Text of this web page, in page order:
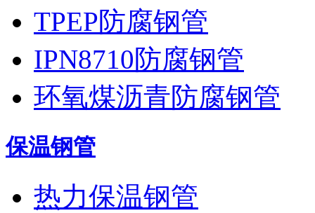
TPEP防腐钢管
IPN8710防腐钢管
环氧煤沥青防腐钢管
保温钢管
热力保温钢管